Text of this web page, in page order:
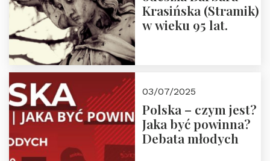
Krasińska (Stramik)
w wieku 95 lat.
03/07/2025
Polska – czym jest?
Jaka być powinna?
Debata młodych